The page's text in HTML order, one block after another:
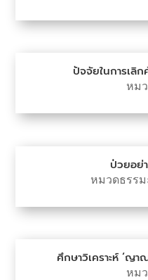
ปัจจัยในการเลิ
หม
ป่วยอย่
หมวดธรรม
ศึกษาวิเคราะห์ ‘ญ
หม